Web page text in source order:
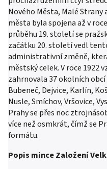
Nového Města, Malé
města byla spojena až v
průběhu 19. století se
začátku 20. století vedl
administrativní změně,
městský celek. V roce 1922
zahrnovala 37 okolních obcí
Bubeneč, Dejvice, Karlín,
Nusle, Smíchov, Vršovice,
Prahy se přes noc
více než osmkrát, čímž se
formátu.
Popis mince Založení